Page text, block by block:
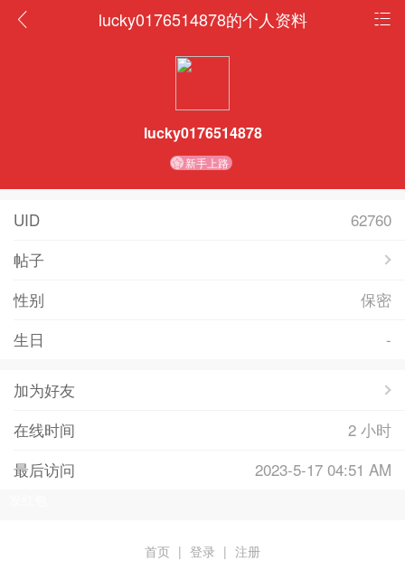
lucky0176514878的个人资料
lucky0176514878
新手上路
UID
62760
帖子
性别
保密
生日
-
加为好友
在线时间
2 小时
最后访问
2023-5-17 04:51 AM
首页 | 登录 | 注册